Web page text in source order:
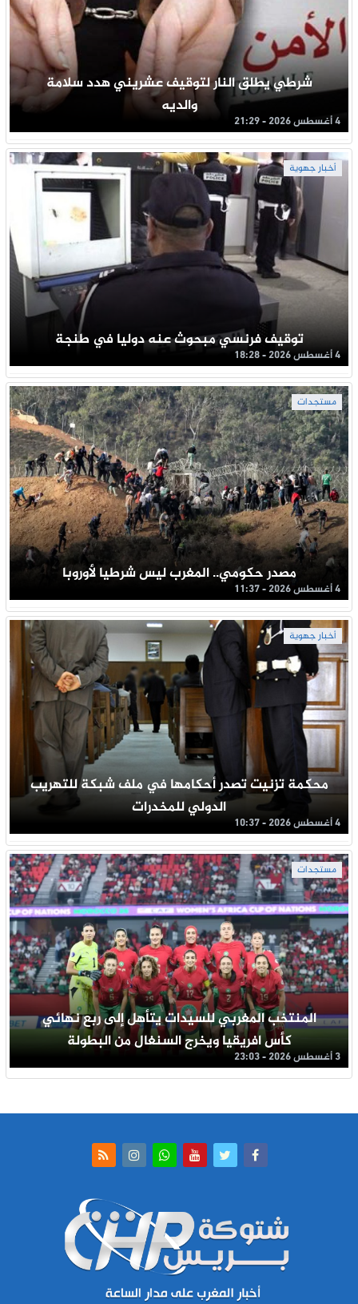
شرطي يطلق النار لتوقيف عشريني هدد سلامة
والديه
4 أغسطس 2026 - 21:29
أخبار جهوية
توقيف فرنسي مبحوث عنه دوليا في طنجة
4 أغسطس 2026 - 18:28
مستجدات
مصدر حكومي.. المغرب ليس شرطيا لأوروبا
4 أغسطس 2026 - 11:37
أخبار جهوية
محكمة تزنيت تصدر أحكامها في ملف شبكة للتهريب
الدولي للمخدرات
4 أغسطس 2026 - 10:37
مستجدات
المنتخب المغربي للسيدات يتأهل إلى ربع نهائي
كأس افريقيا ويخرج السنغال من البطولة
3 أغسطس 2026 - 23:03